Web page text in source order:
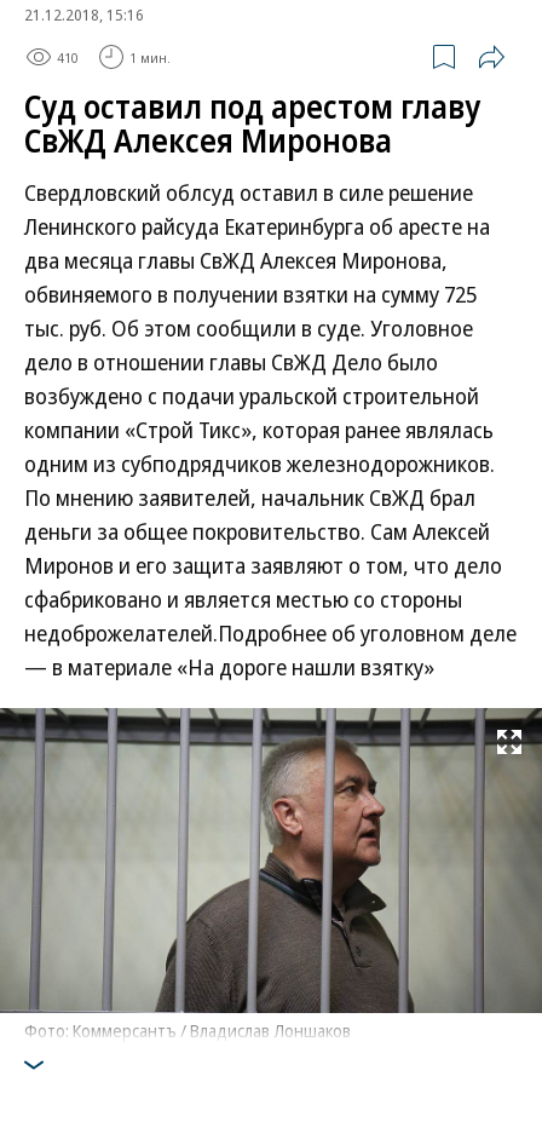
21.12.2018, 15:16
410 1 мин.
Суд оставил под арестом главу
СвЖД Алексея Миронова
Свердловский облсуд оставил в силе решение
Ленинского райсуда Екатеринбурга об аресте на
два месяца главы СвЖД Алексея Миронова,
обвиняемого в получении взятки на сумму 725
тыс. руб. Об этом сообщили в суде. Уголовное
дело в отношении главы СвЖД Дело было
возбуждено с подачи уральской строительной
компании «Строй Тикс», которая ранее являлась
одним из субподрядчиков железнодорожников.
По мнению заявителей, начальник СвЖД брал
деньги за общее покровительство. Сам Алексей
Миронов и его защита заявляют о том, что дело
сфабриковано и является местью со стороны
недоброжелателей.Подробнее об уголовном деле
— в материале «На дороге нашли взятку»
Развернуть
Фото: Коммерсантъ / Владислав Лоншаков